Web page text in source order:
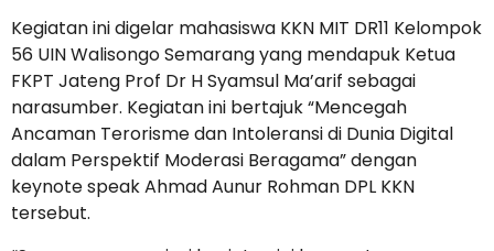
Kegiatan ini digelar mahasiswa KKN MIT DR11 Kelompok
56 UIN Walisongo Semarang yang mendapuk Ketua
FKPT Jateng Prof Dr H Syamsul Ma’arif sebagai
narasumber. Kegiatan ini bertajuk “Mencegah
Ancaman Terorisme dan Intoleransi di Dunia Digital
dalam Perspektif Moderasi Beragama” dengan
keynote speak Ahmad Aunur Rohman DPL KKN
tersebut.